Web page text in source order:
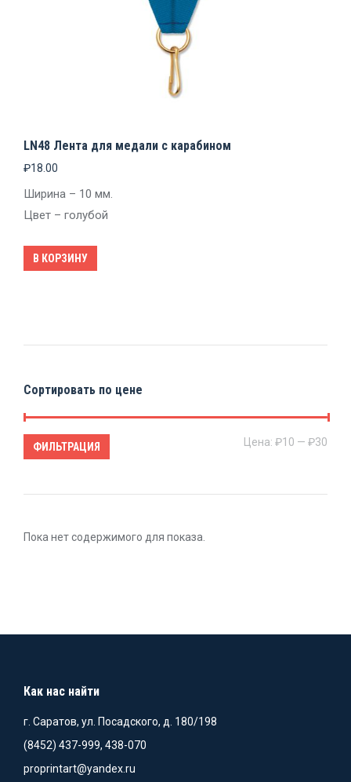
LN48 Лента для медали с карабином
₽18.00
Ширина – 10 мм.
Цвет – голубой
В КОРЗИНУ
Сортировать по цене
ФИЛЬТРАЦИЯ Цена: ₽10 — ₽30
Пока нет содержимого для показа.
Как нас найти
г. Саратов, ул. Посадского, д. 180/198
(8452) 437-999, 438-070
proprintart@yandex.ru